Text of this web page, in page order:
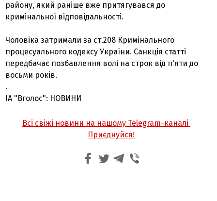
району, який раніше вже притягувався до
кримінальної відповідальності.
Чоловіка затримали за ст.208 Кримінального
процесуального кодексу України. Санкція статті
передбачає позбавлення волі на строк від п'яти до
восьми років.
.
ІА "Вголос": НОВИНИ
Всі свіжі новини на нашому Telegram-каналі
Приєднуйся!